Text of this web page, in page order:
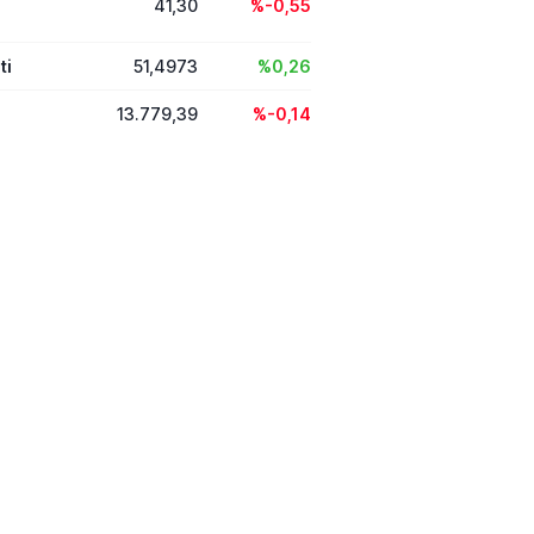
41,30 %-0,55
51,4973 %0,26
13.779,39 %-0,14